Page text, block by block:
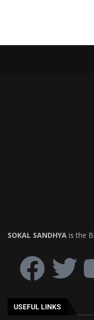
SOKAL SANDHYA is the
USEFUL LINKS